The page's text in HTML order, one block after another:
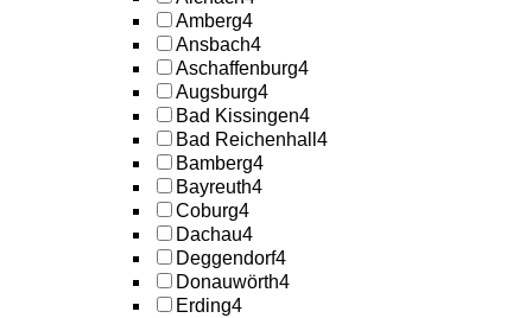
Amberg4
Ansbach4
Aschaffenburg4
Augsburg4
Bad Kissingen4
Bad Reichenhall 4
Bamberg4
Bayreuth4
Coburg4
Dachau4
Deggendorf4
Donauwörth4
Erding4